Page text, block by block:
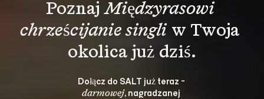
Poznaj Międzyrasowi
chrześcijanie singli w Twoja
okolica już dziś.
Dołącz do SALT już teraz -
darmowej, nagradzanej